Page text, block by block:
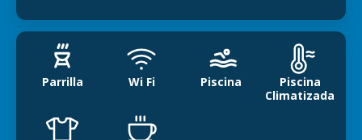
Parrilla Wi Fi Piscina
Piscina
Climatizada